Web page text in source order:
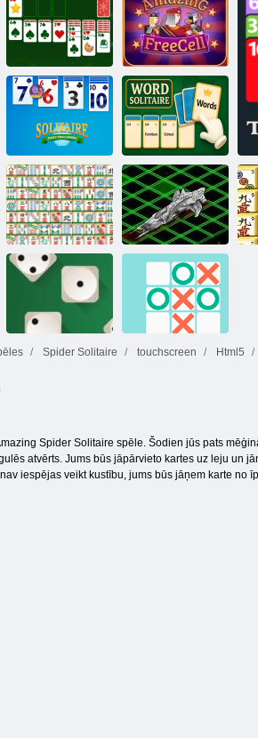
Solitaire Classic
Ziemassvētki
Pārsteidzošs
Freecell Solitaire
Solitārs ikdienas
izaicinājums
Vārds Solitaire
Mahjong ķēdes
Starpgalaktiku
Battleships
Spider Solitaire touchscreen Html5
Spider Solitaire spēle. Šodien jūs pats
atvērts. Jums būs jāpārvieto kartes uz leju
iespējas veikt kustību, jums būs jāņem karte no